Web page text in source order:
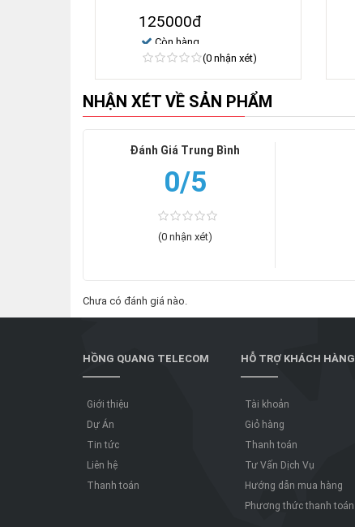
125000đ
Còn hàng
(0 nhận xét)
NHẬN XÉT VỀ SẢN PHẨM
Đánh Giá Trung Bình
0/5
(0 nhận xét)
Chưa có đánh giá nào.
HỒNG QUANG TELECOM
Giới thiệu
Dự Án
Tin tức
Liên hệ
Thanh toán
HỖ TRỢ KHÁCH HÀNG
Tài khoản
Giỏ hàng
Thanh toán
Tư Vấn Dịch Vụ
Hướng dẫn mua hàng
Phương thức thanh toán